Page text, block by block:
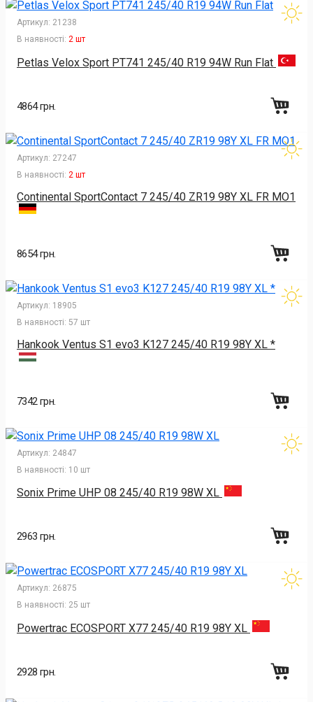
Артикул: 21238
В наявності: 2 шт
Petlas Velox Sport PT741 245/40 R19 94W Run Flat
4864 грн.
Артикул: 27247
В наявності: 2 шт
Continental SportContact 7 245/40 ZR19 98Y XL FR MO1
8654 грн.
Артикул: 18905
В наявності: 57 шт
Hankook Ventus S1 evo3 K127 245/40 R19 98Y XL *
7342 грн.
Артикул: 24847
В наявності: 10 шт
Sonix Prime UHP 08 245/40 R19 98W XL
2963 грн.
Артикул: 26875
В наявності: 25 шт
Powertrac ECOSPORT X77 245/40 R19 98Y XL
2928 грн.